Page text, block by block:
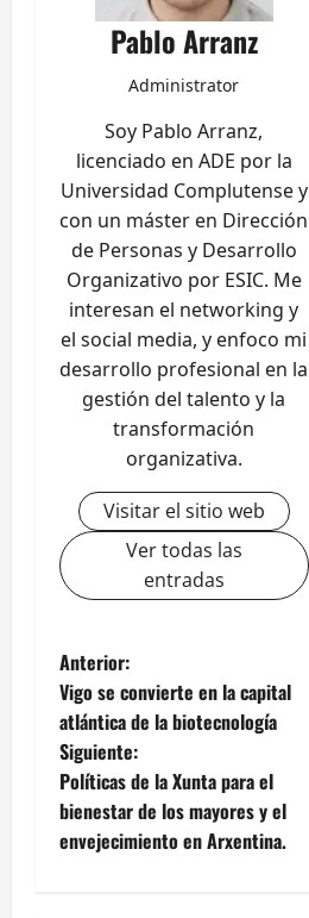
Pablo Arranz
Administrator
Soy Pablo Arranz,
licenciado en ADE por la
Universidad Complutense y
con un máster en Dirección
de Personas y Desarrollo
Organizativo por ESIC. Me
interesan el networking y
el social media, y enfoco mi
desarrollo profesional en la
gestión del talento y la
transformación
organizativa.
Visitar el sitio web
Ver todas las
entradas
N
a
v
e
Anterior:
Vigo se convierte en la capital
atlántica de la biotecnología
Siguiente:
Políticas de la Xunta para el
bienestar de los mayores y el
envejecimiento en Arxentina.